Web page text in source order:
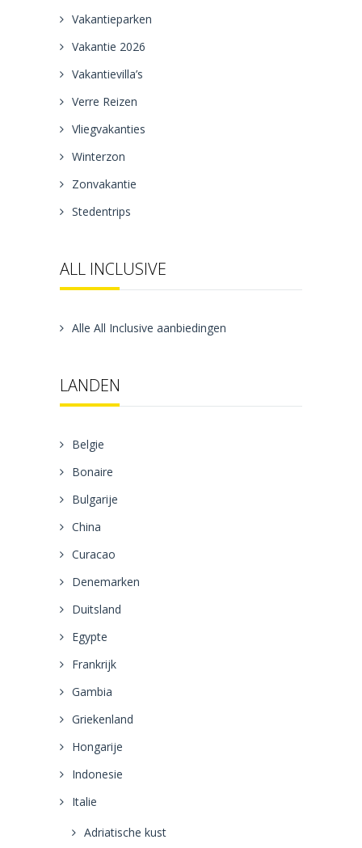
Vakantieparken
Vakantie 2026
Vakantievilla’s
Verre Reizen
Vliegvakanties
Winterzon
Zonvakantie
Stedentrips
ALL INCLUSIVE
Alle All Inclusive aanbiedingen
LANDEN
Belgie
Bonaire
Bulgarije
China
Curacao
Denemarken
Duitsland
Egypte
Frankrijk
Gambia
Griekenland
Hongarije
Indonesie
Italie
Adriatische kust